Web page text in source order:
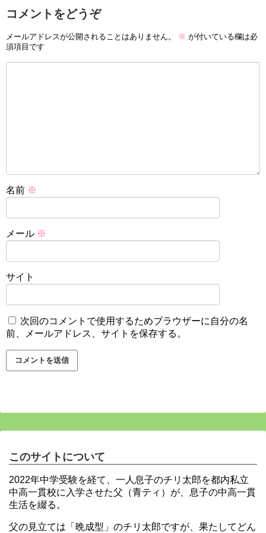
コメントをどうぞ
メールアドレスが公開されることはありません。 ※ が付いている欄は必
須項目です
名前 ※
メール ※
サイト
次回のコメントで使用するためブラウザーに自分の名
前、メールアドレス、サイトを保存する。
このサイトについて
2022年中学受験を経て、一人息子のチリ太郎を都内私立
中高一貫校に入学させた父（青ティ）が、息子の中高一貫
生活を綴る。
父の見立ては「晩成型」のチリ太郎ですが、果たしてどん